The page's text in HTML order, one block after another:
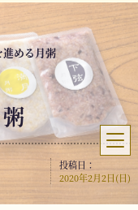
める月粥
投稿日：
2020年2月2日(日)